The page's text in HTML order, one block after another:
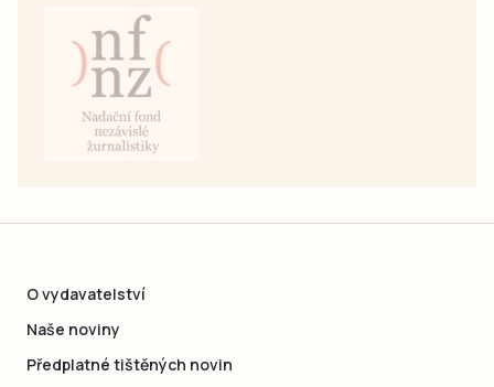
O vydavatelství
Naše noviny
Předplatné tištěných novin